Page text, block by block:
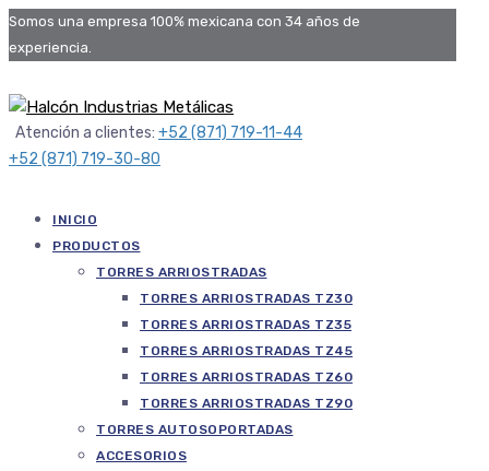
Somos una empresa 100% mexicana con 34 años de
experiencia.
Atención a clientes: +52 (871) 719-11-44
+52 (871) 719-30-80
INICIO
PRODUCTOS
TORRES ARRIOSTRADAS
TORRES ARRIOSTRADAS TZ30
TORRES ARRIOSTRADAS TZ35
TORRES ARRIOSTRADAS TZ45
TORRES ARRIOSTRADAS TZ60
TORRES ARRIOSTRADAS TZ90
TORRES AUTOSOPORTADAS
ACCESORIOS